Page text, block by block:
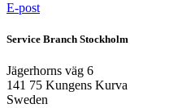
E-post
Service Branch Stockholm
Jägerhorns väg 6
141 75 Kungens Kurva
Sweden